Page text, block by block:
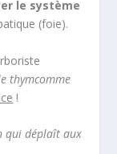
le système
(foie).
thymcomme
!
qui déplaît aux